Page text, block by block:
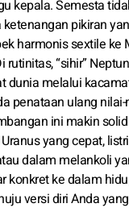
kepala. Semesta
pikiran
harmonis sextile ke
“sihir”
dunia melalui
penataan ulang
ini makin
yang cepat,
dalam melankoli
ke dalam
versi diri Anda